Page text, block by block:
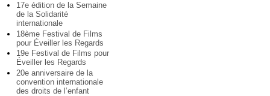
17e édition de la Semaine
de la Solidarité
internationale
18ème Festival de Films
pour Éveiller les Regards
19e Festival de Films pour
Éveiller les Regards
20e anniversaire de la
convention internationale
des droits de l’enfant